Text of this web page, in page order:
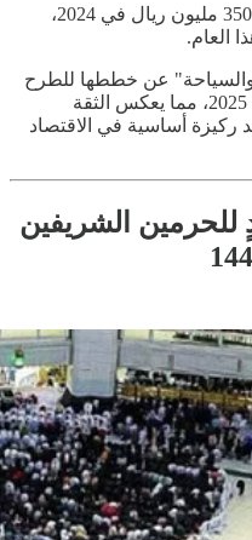
وقد حققت الشركة إيرادات تجاوزت 350 مليون ريال في 2024،
عن خططها للطرح
في سوق تاسي خلال الربع الرابع من 2025، مما يعكس الثقة
ركيزة أساسية في الاقتصاد
قاصدٍ للحرمين الشريفين